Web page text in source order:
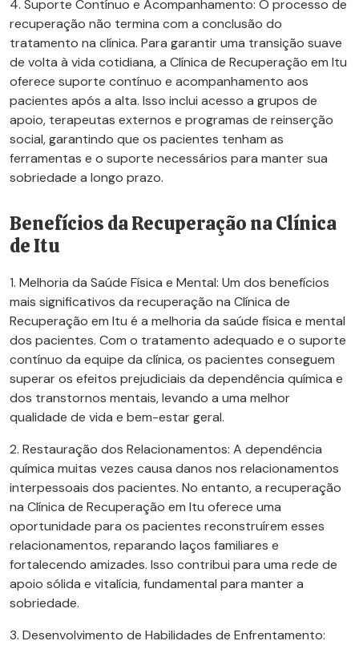
4. Suporte Contínuo e Acompanhamento: O processo de
recuperação não termina com a conclusão do
tratamento na clínica. Para garantir uma transição suave
de volta à vida cotidiana, a Clínica de Recuperação em Itu
oferece suporte contínuo e acompanhamento aos
pacientes após a alta. Isso inclui acesso a grupos de
apoio, terapeutas externos e programas de reinserção
social, garantindo que os pacientes tenham as
ferramentas e o suporte necessários para manter sua
sobriedade a longo prazo.
Benefícios da Recuperação na Clínica
de Itu
1. Melhoria da Saúde Física e Mental: Um dos benefícios
mais significativos da recuperação na Clínica de
Recuperação em Itu é a melhoria da saúde física e mental
dos pacientes. Com o tratamento adequado e o suporte
contínuo da equipe da clínica, os pacientes conseguem
superar os efeitos prejudiciais da dependência química e
dos transtornos mentais, levando a uma melhor
qualidade de vida e bem-estar geral.
2. Restauração dos Relacionamentos: A dependência
química muitas vezes causa danos nos relacionamentos
interpessoais dos pacientes. No entanto, a recuperação
na Clínica de Recuperação em Itu oferece uma
oportunidade para os pacientes reconstruírem esses
relacionamentos, reparando laços familiares e
fortalecendo amizades. Isso contribui para uma rede de
apoio sólida e vitalícia, fundamental para manter a
sobriedade.
3. Desenvolvimento de Habilidades de Enfrentamento: